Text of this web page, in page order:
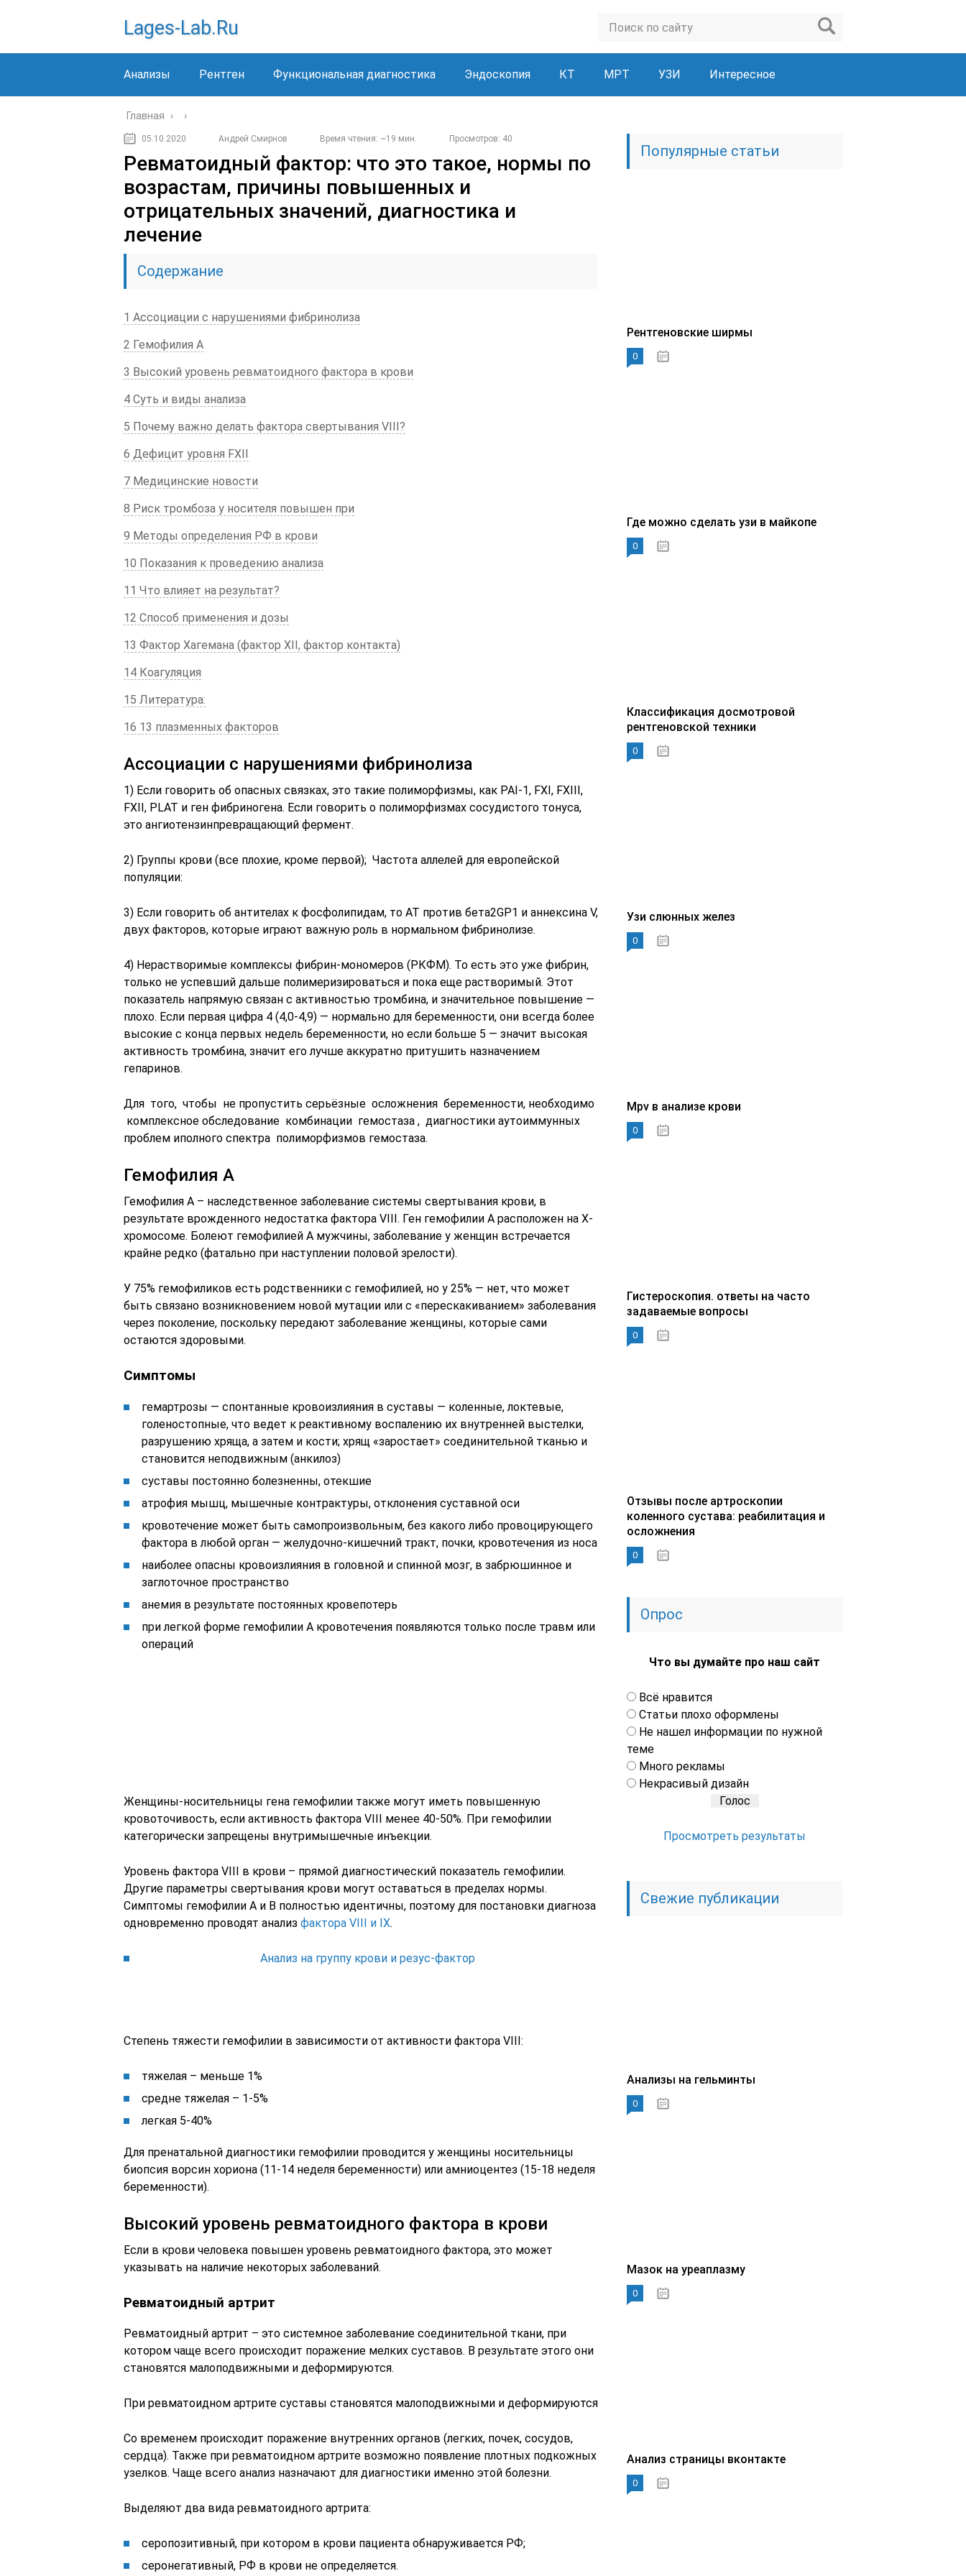
Lages-Lab.ru
Анализы Рентген Функциональная диагностика Эндоскопия КТ МРТ УЗИ Интересное
Главная › ›
05.10.2020 Андрей Смирнов Время чтения: ~19 мин. Просмотров: 40
Ревматоидный фактор: что это такое, нормы по
возрастам, причины повышенных и
отрицательных значений, диагностика и
лечение
Содержание
1 Ассоциации с нарушениями фибринолиза
2 Гемофилия А
3 Высокий уровень ревматоидного фактора в крови
4 Суть и виды анализа
5 Почему важно делать фактора свертывания VIII?
6 Дефицит уровня FXII
7 Медицинские новости
8 Риск тромбоза у носителя повышен при
9 Методы определения РФ в крови
10 Показания к проведению анализа
11 Что влияет на результат?
12 Способ применения и дозы
13 Фактор Хагемана (фактор XII, фактор контакта)
14 Коагуляция
15 Литература:
16 13 плазменных факторов
Ассоциации с нарушениями фибринолиза
1) Если говорить об опасных связках, это такие полиморфизмы, как PAI-1, FXI, FXIII,
FXII, PLAT и ген фибриногена. Если говорить о полиморфизмах сосудистого тонуса,
это ангиотензинпревращающий фермент.
2) Группы крови (все плохие, кроме первой); Частота аллелей для европейской
популяции:
3) Если говорить об антителах к фосфолипидам, то АТ против бета2GP1 и аннексина V,
двух факторов, которые играют важную роль в нормальном фибринолизе.
4) Нерастворимые комплексы фибрин-мономеров (РКФМ). То есть это уже фибрин,
только не успевший дальше полимеризироваться и пока еще растворимый. Этот
показатель напрямую связан с активностью тромбина, и значительное повышение —
плохо. Если первая цифра 4 (4,0-4,9) — нормально для беременности, они всегда более
высокие с конца первых недель беременности, но если больше 5 — значит высокая
активность тромбина, значит его лучше аккуратно притушить назначением
гепаринов.
Для того, чтобы не пропустить серьёзные осложнения беременности, необходимо
комплексное обследование комбинации гемостаза , диагностики аутоиммунных
проблем иполного спектра полиморфизмов гемостаза.
Гемофилия А
Гемофилия А – наследственное заболевание системы свертывания крови, в
результате врожденного недостатка фактора VIII. Ген гемофилии А расположен на Х-
хромосоме. Болеют гемофилией А мужчины, заболевание у женщин встречается
крайне редко (фатально при наступлении половой зрелости).
У 75% гемофиликов есть родственники с гемофилией, но у 25% — нет, что может
быть связано возникновением новой мутации или с «перескакиванием» заболевания
через поколение, поскольку передают заболевание женщины, которые сами
остаются здоровыми.
Симптомы
гемартрозы — спонтанные кровоизлияния в суставы — коленные, локтевые,
голеностопные, что ведет к реактивному воспалению их внутренней выстелки,
разрушению хряща, а затем и кости; хрящ «заростает» соединительной тканью и
становится неподвижным (анкилоз)
суставы постоянно болезненны, отекшие
атрофия мышц, мышечные контрактуры, отклонения суставной оси
кровотечение может быть самопроизвольным, без какого либо провоцирующего
фактора в любой орган — желудочно-кишечний тракт, почки, кровотечения из носа
наиболее опасны кровоизлияния в головной и спинной мозг, в забрюшинное и
заглоточное пространство
анемия в результате постоянных кровепотерь
при легкой форме гемофилии А кровотечения появляются только после травм или
операций
Женщины-носительницы гена гемофилии также могут иметь повышенную
кровоточивость, если активность фактора VIII менее 40-50%. При гемофилии
категорически запрещены внутримышечные инъекции.
Уровень фактора VIII в крови – прямой диагностический показатель гемофилии.
Другие параметры свертывания крови могут оставаться в пределах нормы.
Симптомы гемофилии А и В полностью идентичны, поэтому для постановки диагноза
одновременно проводят анализ фактора VIII и IX.
Анализ на группу крови и резус-фактор
Степень тяжести гемофилии в зависимости от активности фактора VIII:
тяжелая – меньше 1%
средне тяжелая – 1-5%
легкая 5-40%
Для пренатальной диагностики гемофилии проводится у женщины носительницы
биопсия ворсин хориона (11-14 неделя беременности) или амниоцентез (15-18 неделя
беременности).
Высокий уровень ревматоидного фактора в крови
Если в крови человека повышен уровень ревматоидного фактора, это может
указывать на наличие некоторых заболеваний.
Ревматоидный артрит
Ревматоидный артрит – это системное заболевание соединительной ткани, при
котором чаще всего происходит поражение мелких суставов. В результате этого они
становятся малоподвижными и деформируются.
При ревматоидном артрите суставы становятся малоподвижными и деформируются
Со временем происходит поражение внутренних органов (легких, почек, сосудов,
сердца). Также при ревматоидном артрите возможно появление плотных подкожных
узелков. Чаще всего анализ назначают для диагностики именно этой болезни.
Выделяют два вида ревматоидного артрита:
серопозитивный, при котором в крови пациента обнаруживается РФ;
серонегативный, РФ в крови не определяется.
Популярные статьи
Рентгеновские ширмы
0
Где можно сделать узи в майкопе
0
Классификация досмотровой
рентгеновской техники
0
Узи слюнных желез
0
Mpv в анализе крови
0
Гистероскопия. ответы на часто
задаваемые вопросы
0
Отзывы после артроскопии
коленного сустава: реабилитация и
осложнения
0
Опрос
Что вы думайте про наш сайт
Всё нравится
Статьи плохо оформлены
Не нашел информации по нужной
теме
Много рекламы
Некрасивый дизайн
Просмотреть результаты
Свежие публикации
Анализы на гельминты
0
Мазок на уреаплазму
0
Анализ страницы вконтакте
0